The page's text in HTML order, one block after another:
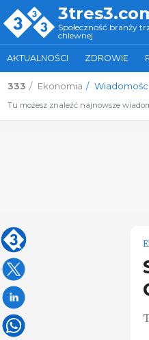
Społeczność branży
chlewnej
AKTUALNOŚCI ZDROWIE
333 Ekonomia
Tu możesz znaleźć najnowsze